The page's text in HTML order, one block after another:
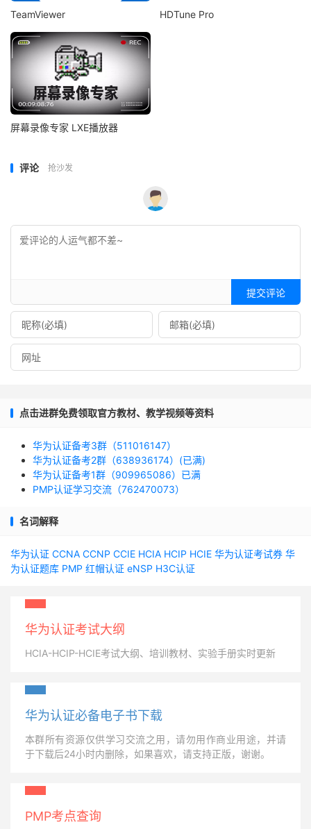
TeamViewer HDTune Pro
屏幕录像专家 LXE播放器
评论 抢沙发
提交评论
点击进群免费领取官方教材、教学视频等资料
华为认证备考3群（511016147）
华为认证备考2群（638936174）(已满)
华为认证备考1群（909965086）已满
PMP认证学习交流（762470073）
名词解释
华为认证 CCNA CCNP CCIE HCIA HCIP HCIE 华为认证考试券 华
为认证题库 PMP 红帽认证 eNSP H3C认证
华为认证考试大纲
HCIA-HCIP-HCIE考试大纲、培训教材、实验手册实时更新
华为认证必备电子书下载
本群所有资源仅供学习交流之用，请勿用作商业用途，并请
于下载后24小时内删除，如果喜欢，请支持正版，谢谢。
PMP考点查询